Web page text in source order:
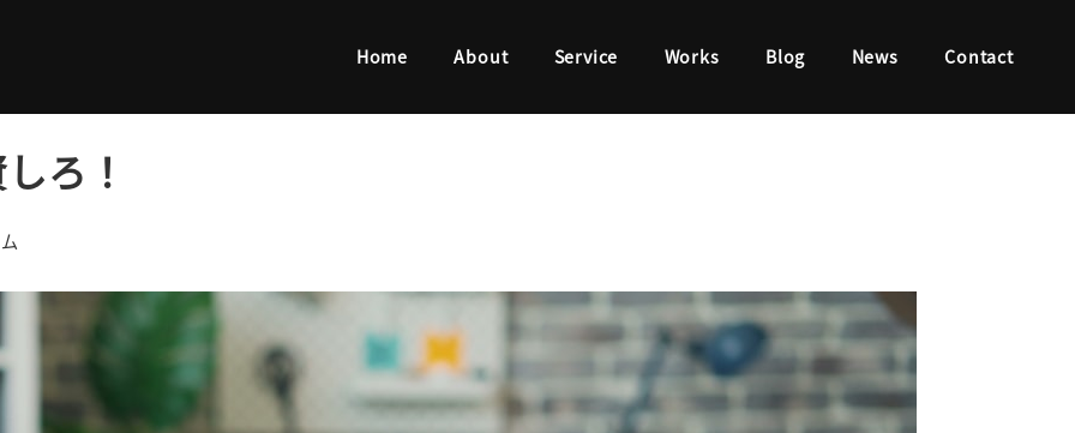
Home About Service Works Blog News Contact
ろ！